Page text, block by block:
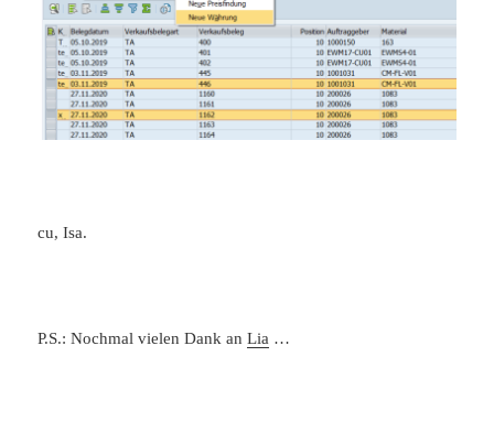
cu, Isa.
P.S.: Nochmal vielen Dank anLia …